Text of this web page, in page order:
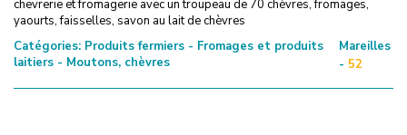
chevrerie et fromagerie avec un troupeau de 70 chèvres, fromages,
yaourts, faisselles, savon au lait de chèvres
Catégories: Produits fermiers - Fromages et produits
laitiers - Moutons, chèvres
Mareilles
- 52